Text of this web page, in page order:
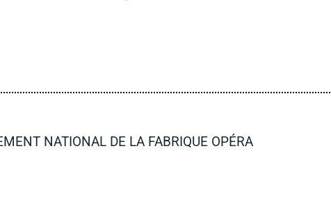
NATIONAL DE LA FABRIQUE OPÉRA